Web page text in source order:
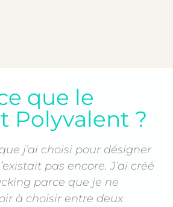
que le
Polyvalent ?
j’ai choisi pour désigner
pas encore. J’ai créé
parce que je ne
à choisir entre deux